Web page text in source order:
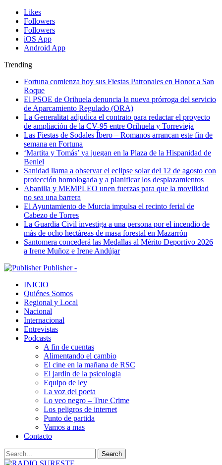
Likes
Followers
Followers
iOS App
Android App
Trending
Fortuna comienza hoy sus Fiestas Patronales en Honor a San
Roque
El PSOE de Orihuela denuncia la nueva prórroga del servicio
de Aparcamiento Regulado (ORA)
La Generalitat adjudica el contrato para redactar el proyecto
de ampliación de la CV-95 entre Orihuela y Torrevieja
Las Fiestas de Sodales Íbero – Romanos arrancan este fin de
semana en Fortuna
‘Martita y Tomás’ ya juegan en la Plaza de la Hispanidad de
Beniel
Sanidad llama a observar el eclipse solar del 12 de agosto con
protección homologada y a planificar los desplazamientos
Abanilla y MEMPLEO unen fuerzas para que la movilidad
no sea una barrera
El Ayuntamiento de Murcia impulsa el recinto ferial de
Cabezo de Torres
La Guardia Civil investiga a una persona por el incendio de
más de ocho hectáreas de masa forestal en Mazarrón
Santomera concederá las Medallas al Mérito Deportivo 2026
a Irene Muñoz e Irene Andújar
Publisher -
INICIO
Quiénes Somos
Regional y Local
Nacional
Internacional
Entrevistas
Podcasts
A fin de cuentas
Alimentando el cambio
El cine en la mañana de RSC
El jardin de la psicologia
Equipo de ley
La voz del poeta
Lo veo negro – True Crime
Los peligros de internet
Punto de partida
Vamos a mas
Contacto